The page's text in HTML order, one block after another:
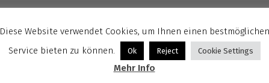
Diese Website verwendet Cookies, um Ihnen einen bestmöglichen
Service bieten zu können.
Ok Reject Cookie Settings
Mehr Info